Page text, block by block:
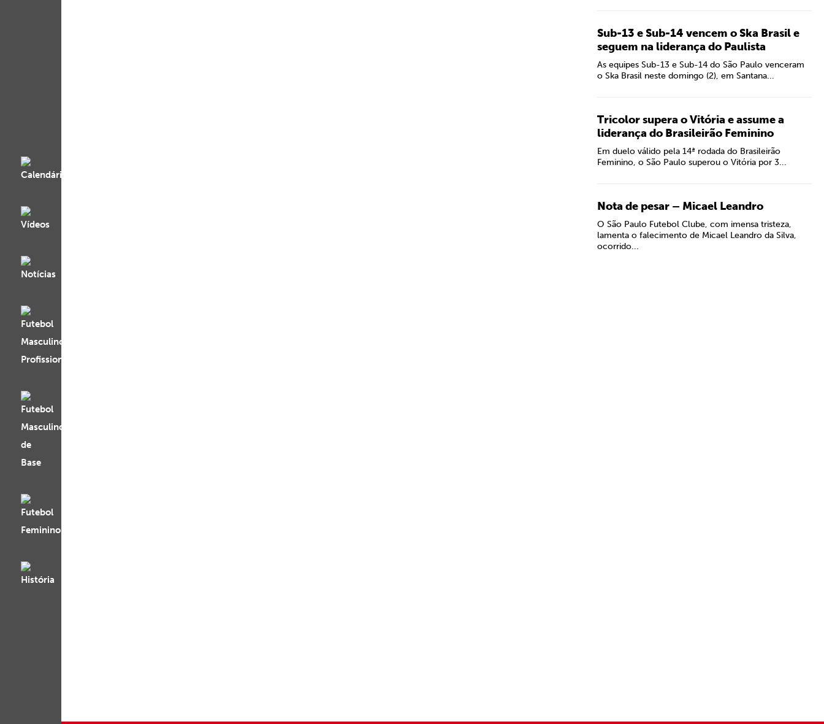
Sub-13 e Sub-14 vencem o Ska Brasil e
seguem na liderança do Paulista
As equipes Sub-13 e Sub-14 do São Paulo venceram
o Ska Brasil neste domingo (2), em Santana...
Tricolor supera o Vitória e assume a
liderança do Brasileirão Feminino
Em duelo válido pela 14ª rodada do Brasileirão
Feminino, o São Paulo superou o Vitória por 3...
Nota de pesar – Micael Leandro
O São Paulo Futebol Clube, com imensa tristeza,
lamenta o falecimento de Micael Leandro da Silva,
ocorrido...